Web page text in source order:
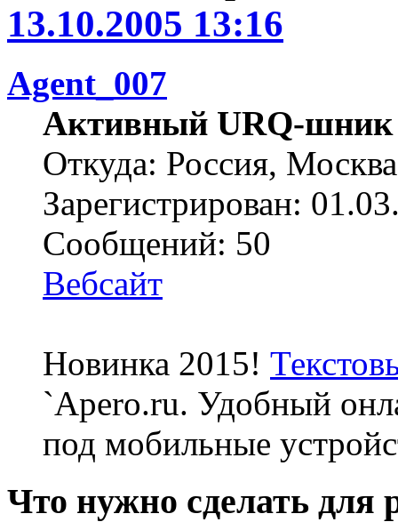
13.10.2005 13:16
Agent_007
Активный URQ-шник
Откуда: Россия, Москва
Зарегистрирован:
Сообщений: 50
Вебсайт
Новинка 2015!
`Apero.ru. Удобный
под мобильные
Что нужно сделать